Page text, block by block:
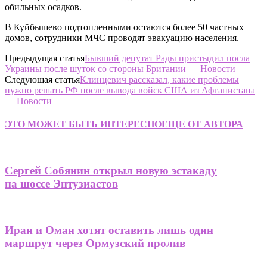
обильных осадков.
В Куйбышево подтопленными остаются более 50 частных
домов, сотрудники МЧС проводят эвакуацию населения.
Предыдущая статьяБывший депутат Рады пристыдил посла
Украины после шуток со стороны Британии — Новости
Следующая статьяКлинцевич рассказал, какие проблемы
нужно решать РФ после вывода войск США из Афганистана
— Новости
ЭТО МОЖЕТ БЫТЬ ИНТЕРЕСНОЕЩЕ ОТ АВТОРА
Сергей Собянин открыл новую эстакаду
на шоссе Энтузиастов
Иран и Оман хотят оставить лишь один
маршрут через Ормузский пролив